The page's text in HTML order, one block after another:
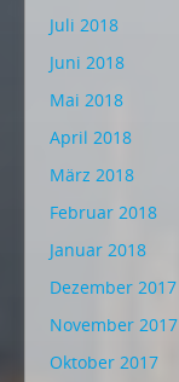
Juli 2018
Juni 2018
Mai 2018
April 2018
März 2018
Februar 2018
Januar 2018
Dezember 2017
November 2017
Oktober 2017